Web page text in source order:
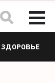
ЗДОРОВЬЕ